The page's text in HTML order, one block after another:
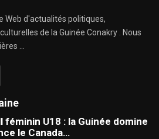
Web d'actualités politiques,
de la Guinée Conakry . Nous
...
féminin U18 : la Guinée domine
le Canada…